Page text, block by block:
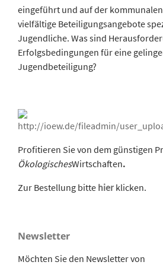
eingeführt und auf der
vielfältige Beteiligungsangebote
Jugendliche. Was sind
Erfolgsbedingungen für eine
Jugendbeteiligung?
Profitieren Sie von dem günstigen
ÖkologischesWirtschaften.
Zur Bestellung bitte hier klicken.
Newsletter
Möchten Sie den Newsletter von